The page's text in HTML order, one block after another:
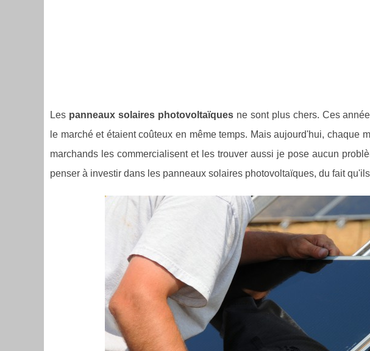
Les panneaux solaires photovoltaïquesne sont plus chers. Ces
le marché et étaient coûteux en même temps. Mais aujourd'hui, chaque
marchands les commercialisent et les trouver aussi je pose aucun
penser à investir dans les panneaux solaires photovoltaïques, du fait